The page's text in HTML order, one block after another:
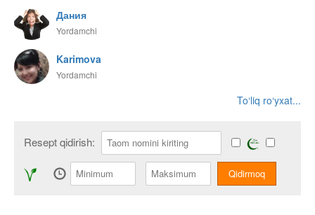
Дания
Yordamchi
Karimova
Yordamchi
To‘liq ro‘yxat...
Resept qidirish: